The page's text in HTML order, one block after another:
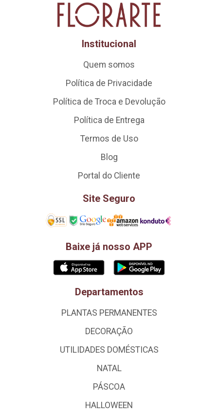
Institucional
Quem somos
Política de Privacidade
Política de Troca e Devolução
Política de Entrega
Termos de Uso
Blog
Portal do Cliente
Site Seguro
Baixe já nosso APP
Departamentos
PLANTAS PERMANENTES
DECORAÇÃO
UTILIDADES DOMÉSTICAS
NATAL
PÁSCOA
HALLOWEEN